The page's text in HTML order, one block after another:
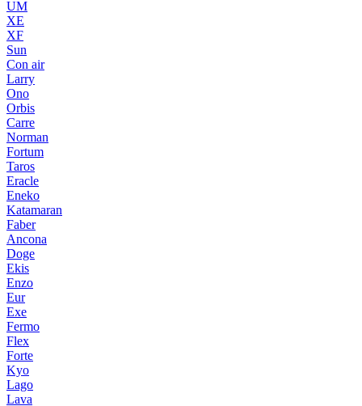
UM
XE
XF
Sun
Con air
Larry
Ono
Orbis
Carre
Norman
Fortum
Taros
Eracle
Eneko
Katamaran
Faber
Ancona
Doge
Ekis
Enzo
Eur
Exe
Fermo
Flex
Forte
Kyo
Lago
Lava